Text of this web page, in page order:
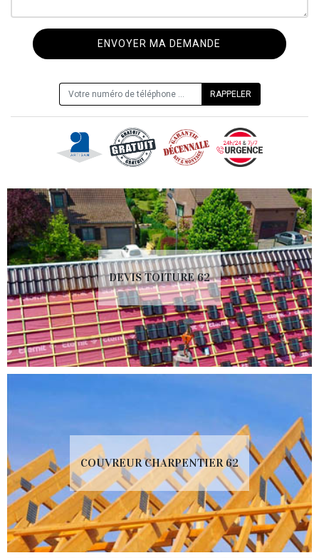
DEVIS TOITURE 62
COUVREUR CHARPENTIER 62